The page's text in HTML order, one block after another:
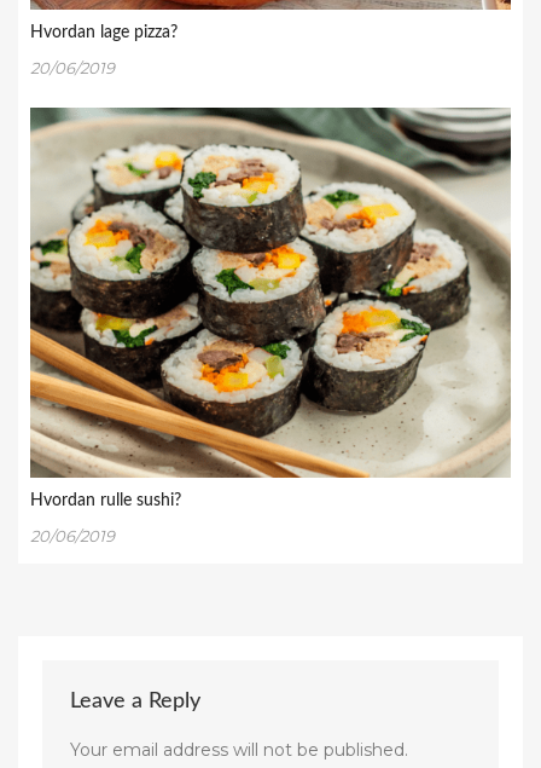
Hvordan lage pizza?
20/06/2019
Hvordan rulle sushi?
20/06/2019
Leave a Reply
Your email address will not be published.